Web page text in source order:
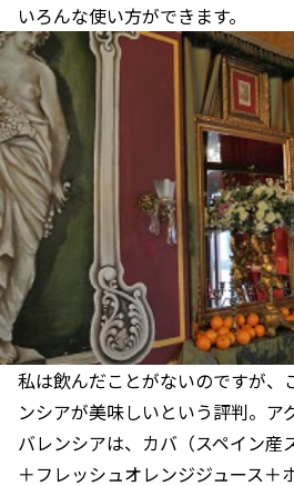
いろんな使い方ができます。
私は飲んだことがないのですが、
ンシアが美味しいという評判。ア
バレンシアは、カバ（スペイン産
＋フレッシュオレンジジュース＋